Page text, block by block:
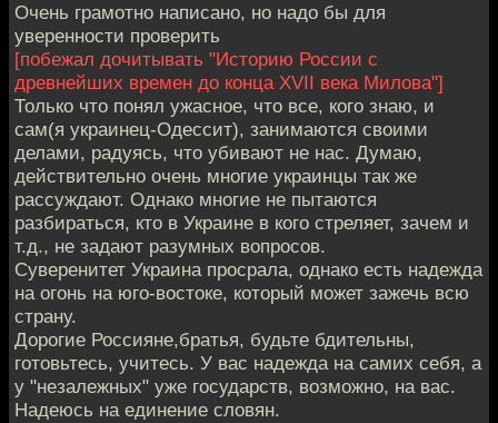
Очень грамотно написано, но надо бы для
уверенности проверить
[побежал дочитывать "Историю России с
древнейших времен до конца ХVII века Милова"]
Только что понял ужасное, что все, кого знаю, и
сам(я украинец-Одессит), занимаются своими
делами, радуясь, что убивают не нас. Думаю,
действительно очень многие украинцы так же
рассуждают. Однако многие не пытаются
разбираться, кто в Украине в кого стреляет, зачем и
т.д., не задают разумных вопросов.
Суверенитет Украина просрала, однако есть надежда
на огонь на юго-востоке, который может зажечь всю
страну.
Дорогие Россияне,братья, будьте бдительны,
готовьтесь, учитесь. У вас надежда на самих себя, а
у "незалежных" уже государств, возможно, на вас.
Надеюсь на единение словян.